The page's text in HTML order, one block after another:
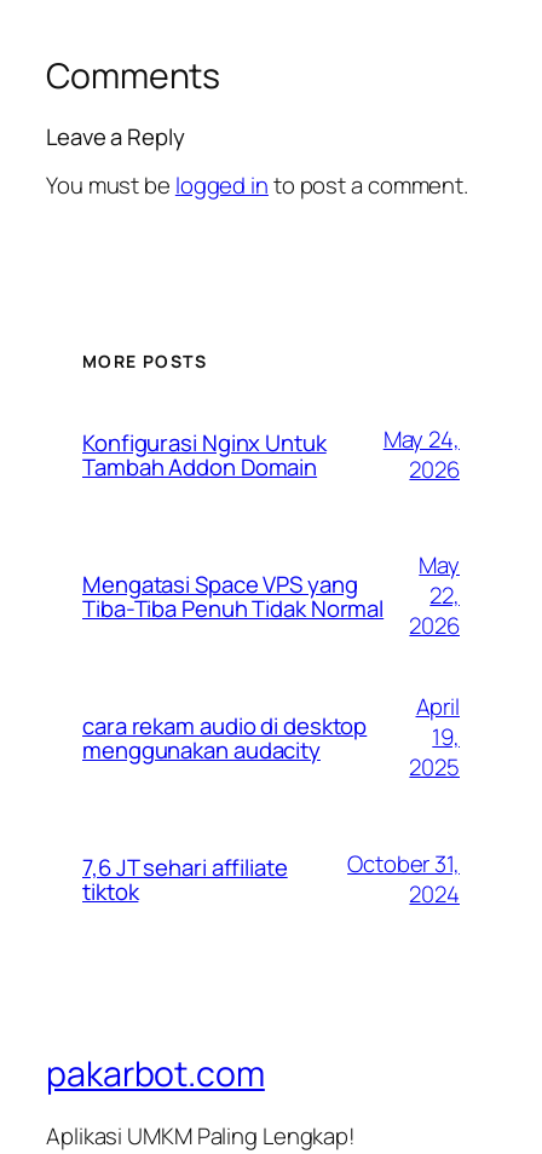
Comments
Leave a Reply
You must be logged into post a comment.
MORE POSTS
Konfigurasi Nginx Untuk
Tambah Addon Domain
May 24,
2026
Mengatasi Space VPS yang
Tiba-Tiba Penuh Tidak Normal
May
22,
2026
cara rekam audio di desktop
menggunakan audacity
April
19,
2025
7,6 JT sehari affiliate
tiktok
October 31,
2024
pakarbot.com
Aplikasi UMKM Paling Lengkap!